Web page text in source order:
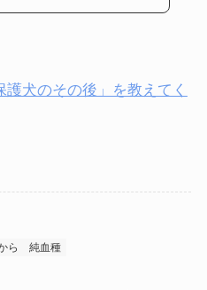
犬のその後」を教えてく
ら 純血種